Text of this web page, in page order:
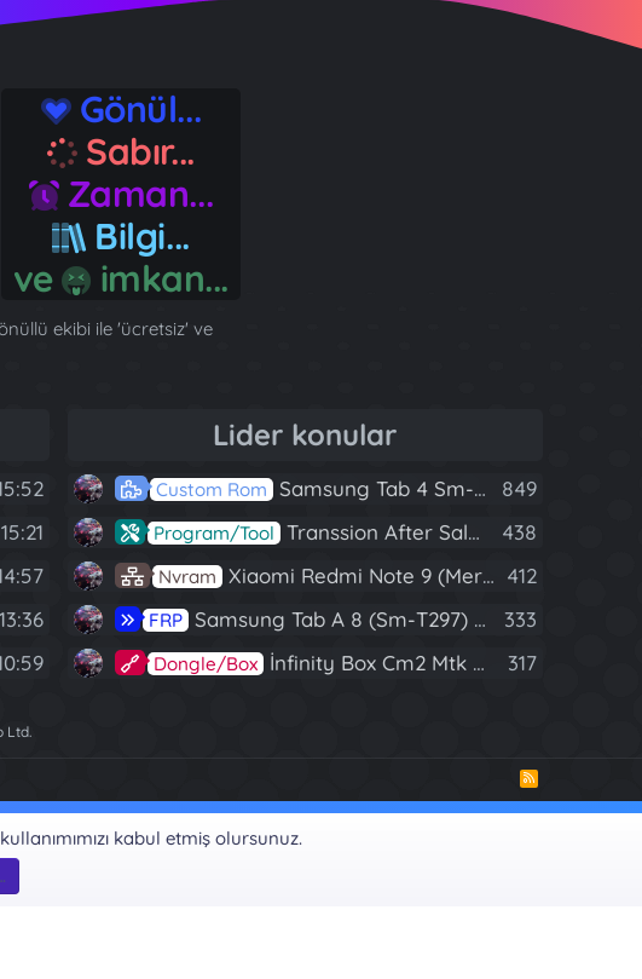
Gönül...
Sabır...
Zaman...
Bilgi...
ve
imkan...
ekibi ile 'ücretsiz' ve
Lider konular
Custom Rom Samsung Tab 4 Sm-T230 Android 7.1 Stabil Eba Destekli Yazılım 849
Program/Tool Transsion After Sales Tool V1.5.1 Full (Tüm Mtk Işlemcili Cihazları Meta Moda Alma) 438
Nvram Xiaomi Redmi Note 9 (Merlin) Nvram Yedeği Fix Nv By Dft Pro 412
FRP Samsung Tab A 8 (Sm-T297) U4 Frp Reset 333
Dongle/Box İnfinity Box Cm2 Mtk V1.58 Full Kurulum+Crack 317
Ltd.
R
S
S
kabul etmiş olursunuz.